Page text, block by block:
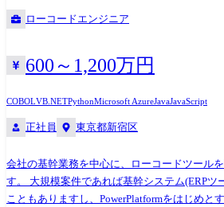
Salesforce を活用した最適なソリューションを
務効率化を推進します。 また、各部署が必要
●具体的な業務内容 当社の主力サービスである
を支える Salesforce の運用・管理を通じて、事
リティを担保する権限設定まで、幅広い業務
ーザーへ直接的な価値を届ける役割も担って
タメンテナンスやドキュメント整備といった
事業の情報インフラを支える礎となり、確か
ローコードエンジニア
600～1,200万円
COBOLVB.NETPythonMicrosoft AzureJavaJavaScript
正社員 東京都新宿区
会社の基幹業務を中心に、ローコードツール
す。 大規模案件であれば基幹システム(ERPツ
こともありますし、PowerPlatformをはじめと